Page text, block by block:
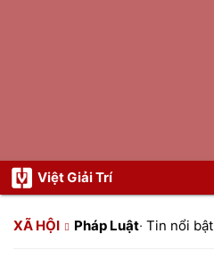
Việt Giải Trí
XÃ HỘI Pháp Luật· Tin nổi bật